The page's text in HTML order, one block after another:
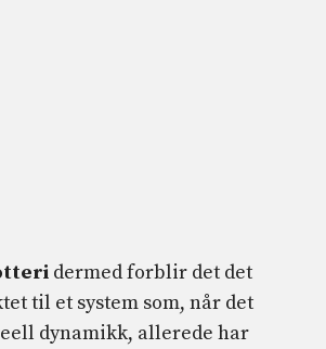
dermed forblir det det
til et system som, når det
dynamikk, allerede har